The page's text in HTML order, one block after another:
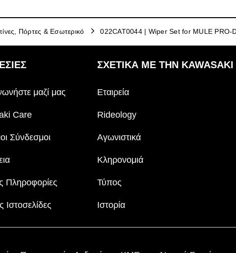
Πόρτες & Εσωτερικό 022CAT0044 | Wiper Set for MULE PRO-
μαζί μας
Care
Σύνδεσμοι
Πληροφορίες
Ιστοσελίδες
ΣΧΕΤΙΚΆ ΜΕ ΤΗΝ KAWASAKI
Εταιρεία
Rideology
Αγωνιστικά
Κληρονομιά
Τύπος
Ιστορία